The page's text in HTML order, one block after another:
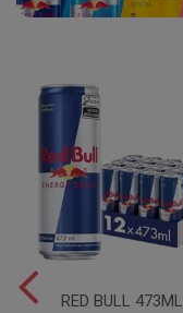
RED BULL 473ML